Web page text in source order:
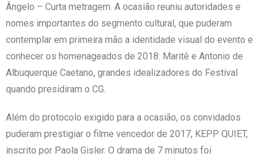
Ângelo – Curta metragem. A ocasião reuniu autoridades e
nomes importantes do segmento cultural, que puderam
contemplar em primeira mão a identidade visual do evento e
conhecer os homenageados de 2018: Maritê e Antonio de
Albuquerque Caetano, grandes idealizadores do Festival
quando presidiram o CG.
Além do protocolo exigido para a ocasião, os convidados
puderam prestigiar o filme vencedor de 2017, KEPP QUIET,
inscrito por Paola Gisler. O drama de 7 minutos foi